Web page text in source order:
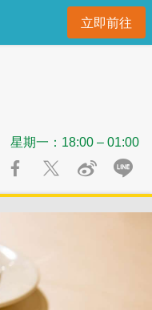
立即前往開
星期一：18:00 – 01:00